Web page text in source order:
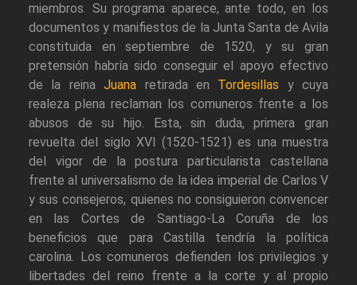
miembros. Su programa aparece, ante todo, en los
documentos y manifiestos de la Junta Santa de Avila
constituida en septiembre de 1520, y su gran
pretensión habría sido conseguir el apoyo efectivo
de la reinaJuana retirada en Tordesillas y cuya
realeza plena reclaman los comuneros frente a los
abusos de su hijo. Esta, sin duda, primera gran
revuelta del siglo XVI (1520-1521) es una muestra
del vigor de la postura particularista castellana
frente al universalismo de la idea imperial de Carlos V
y sus consejeros, quienes no consiguieron convencer
en las Cortes de Santiago-La Coruña de los
beneficios que para Castilla tendría la política
carolina. Los comuneros defienden los privilegios y
libertades del reino frente a la corte y al propio